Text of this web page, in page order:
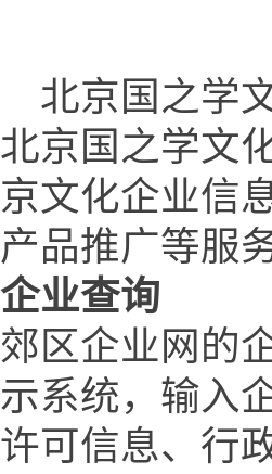
北京国之学
北京国之学文
京文化企业信
产品推广等服
企业查询
郊区企业网的
示系统，输入
许可信息、行